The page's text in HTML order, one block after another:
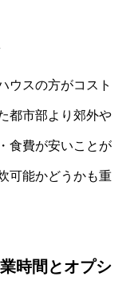
ウスの方がコスト
都市部より郊外や
食費が安いことが
可能かどうかも重
時間とオプシ